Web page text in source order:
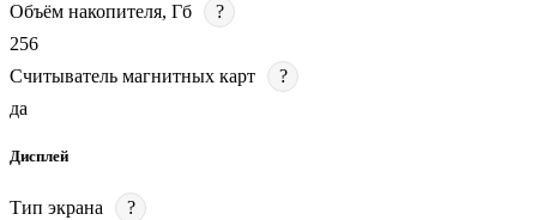
Объём накопителя, Гб
?
256
Считыватель магнитных карт
?
да
Дисплей
Тип экрана
?